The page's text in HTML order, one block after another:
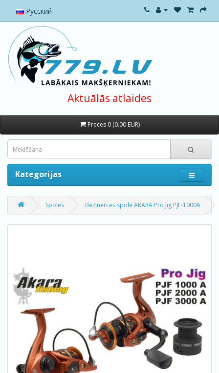
Русский
Aktuālās atlaides
Preces 0 (0.00 EUR)
Kategorijas
Spoles Bezinerces spole AKARA Pro Jig PJF-1000A